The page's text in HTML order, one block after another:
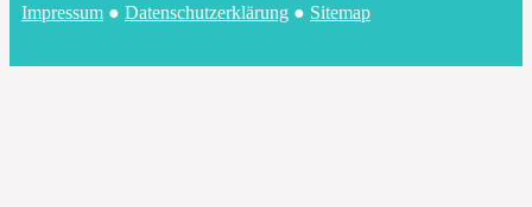
Impressum ● Datenschutzerklärung ● Sitemap